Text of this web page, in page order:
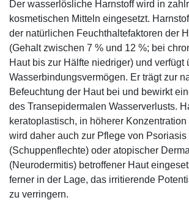
Der wasserlösliche Harnstoff wird in
kosmetischen Mitteln eingesetzt.
der natürlichen Feuchthaltefaktoren der
(Gehalt zwischen 7 % und 12 %; bei
Haut bis zur Hälfte niedriger) und verfügt
Wasserbindungsvermögen. Er trägt zur
Befeuchtung der Haut bei und bewirkt
des Transepidermalen Wasserverlusts.
keratoplastisch, in höherer
wird daher auch zur Pflege von Psoriasis
(Schuppenflechte) oder atopischer
(Neurodermitis) betroffener Haut
ferner in der Lage, das irritierende
zu verringern.